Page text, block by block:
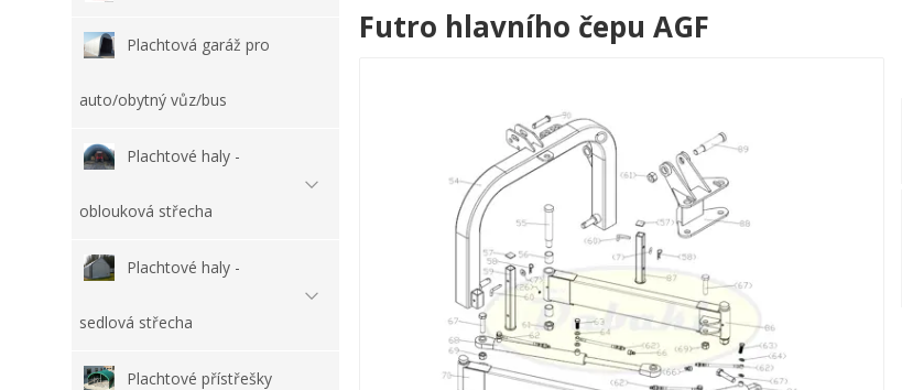
Plachtová garáž pro
auto/obytný vůz/bus
Plachtové haly -
oblouková střecha
Plachtové haly -
sedlová střecha
Plachtové přístřešky
Futro hlavního čepu AGF